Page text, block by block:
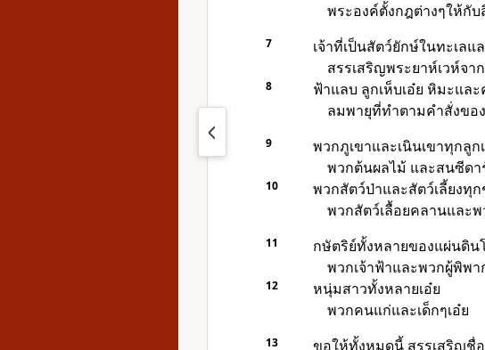
พระองค์ตั้งกฎต่างๆให้กั
7
เจ้าที่เป็นสัตว์ยักษ์ในทะเลแ
สรรเสริญพระยาห์เวห์จา
8 ฟ้าแลบ ลูกเห็บเอ๋ย หิมะแล
ลมพายุที่ทำตามคำสั่งขอ
9
พวกภูเขาและเนินเขาทุกลูก
พวกต้นผลไม้ และสนซีดา
10
พวกสัตว์ป่าและสัตว์เลี้ยงทุก
พวกสัตว์เลื้อยคลานและ
11
กษัตริย์ทั้งหลายของแผ่นดิน
พวกเจ้าฟ้าและพวกผู้พิพ
12
หนุ่มสาวทั้งหลายเอ๋ย
พวกคนแก่และเด็กๆเอ๋ย
13
ขอให้ทั้งหมดนี้ สรรเสริญชื่